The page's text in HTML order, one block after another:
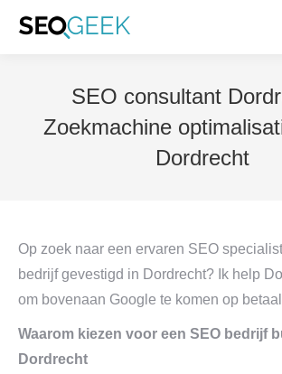
SEO consultant
Zoekmachine
Dordrecht
Op zoek naar een ervaren SEO
bedrijf gevestigd in Dordrecht? Ik help
om bovenaan Google te komen op
Waarom kiezen voor een SEO bedrijf
Dordrecht